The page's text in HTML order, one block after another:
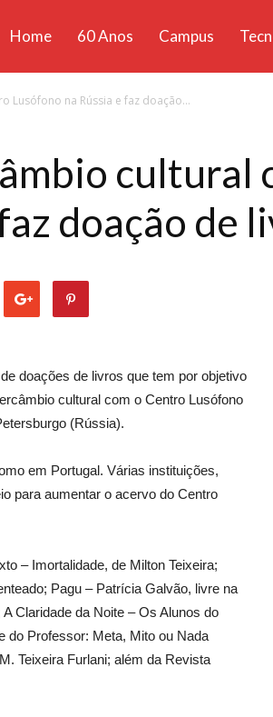
Home 60 Anos Campus
Lusófono na Rússia e faz doação...
cultural
doação de
doações de livros que tem por objetivo
cultural com o Centro Lusófono
(Rússia).
em Portugal. Várias instituições,
para aumentar o acervo do Centro
– Imortalidade, de Milton Teixeira;
Pagu – Patrícia Galvão, livre na
Claridade da Noite – Os Alunos do
do Professor: Meta, Mito ou Nada
Teixeira Furlani; além da Revista